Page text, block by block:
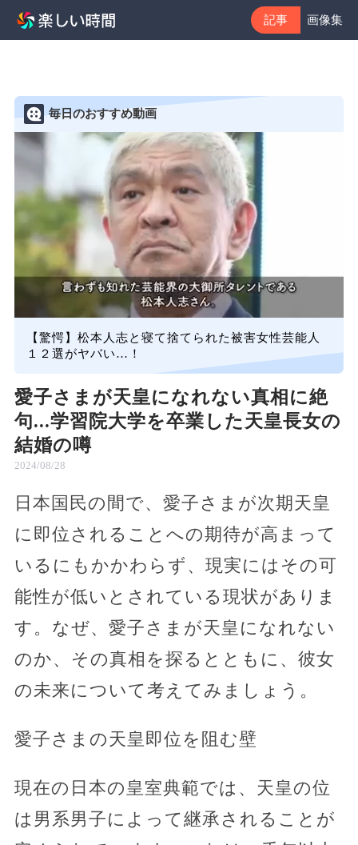
記事 画像集
毎日のおすすめ動画
【驚愕】松本人志と寝て捨てられた被害女性芸能人
１２選がヤバい…！
愛子さまが天皇になれない真相に絶
句...学習院大学を卒業した天皇長女の
結婚の噂
2024/08/28
日本国民の間で、愛子さまが次期天皇
に即位されることへの期待が高まって
いるにもかかわらず、現実にはその可
能性が低いとされている現状がありま
す。なぜ、愛子さまが天皇になれない
のか、その真相を探るとともに、彼女
の未来について考えてみましょう。
愛子さまの天皇即位を阻む壁
現在の日本の皇室典範では、天皇の位
は男系男子によって継承されることが